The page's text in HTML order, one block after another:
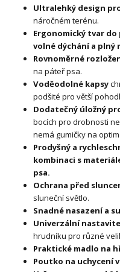
Ultralehký design
náročném terénu.
Ergonomický tvar do
volné dýchání a plný
Rovnoměrné
na páteř psa.
Voděodolné kapsy
podšité pro větší
Dodatečný úložný
bocích pro drobnosti
nemá gumičky na
Prodyšný a
kombinaci s
psa.
Ochrana před
sluneční světlo.
Snadné nasazení a
Univerzální
hrudníku pro různé
Praktické madlo na
Poutko na uchycení